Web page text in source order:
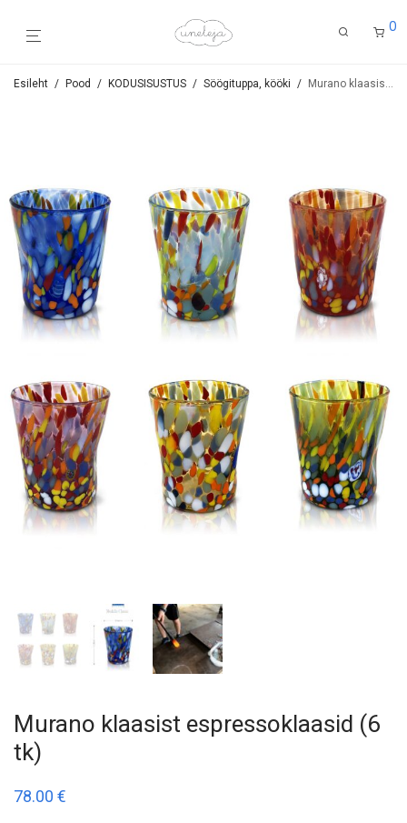
0
Esileht / Pood / KODUSISUSTUS / Söögituppa, kööki / Murano klaasist espressoklaasid (6 tk)
Murano klaasist espressoklaasid (6
tk)
78.00 €